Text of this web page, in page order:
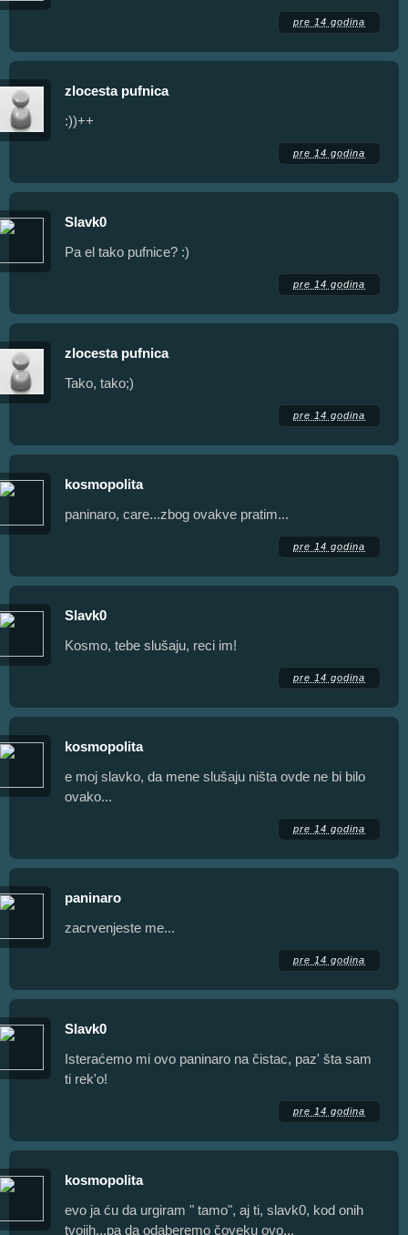
pre 14 godina
zlocesta pufnica
:))++
pre 14 godina
Slavk0
Pa el tako pufnice? :)
pre 14 godina
zlocesta pufnica
Tako, tako;)
pre 14 godina
kosmopolita
paninaro, care...zbog ovakve pratim...
pre 14 godina
Slavk0
Kosmo, tebe slušaju, reci im!
pre 14 godina
kosmopolita
e moj slavko, da mene slušaju ništa ovde ne bi bilo
ovako...
pre 14 godina
paninaro
zacrvenjeste me...
pre 14 godina
Slavk0
Isteraćemo mi ovo paninaro na čistac, paz' šta sam
ti rek'o!
pre 14 godina
kosmopolita
evo ja ću da urgiram " tamo", aj ti, slavk0, kod onih
tvojih...pa da odaberemo čoveku ovo...